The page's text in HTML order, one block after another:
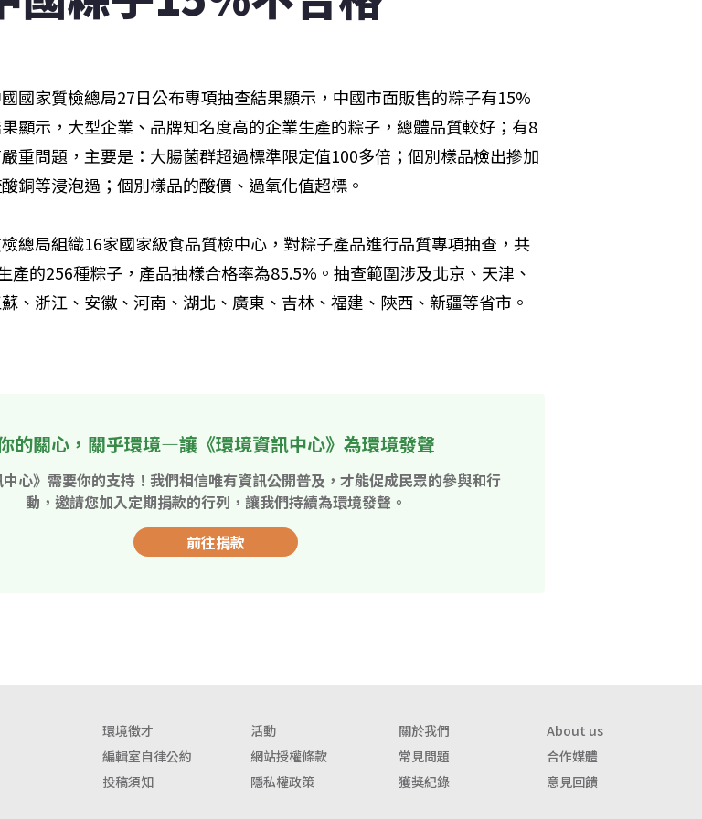
國家質檢總局27日公布專項抽查結果顯示，中國市面販售的粽子有15%
顯示，大型企業、品牌知名度高的企業生產的粽子，總體品質較好；有8
重問題，主要是：大腸菌群超過標準限定值100多倍；個別樣品檢出摻加
銅等浸泡過；個別樣品的酸價、過氧化值超標。
總局組織16家國家級食品質檢中心，對粽子產品進行品質專項抽查，共
產的256種粽子，產品抽樣合格率為85.5%。抽查範圍涉及北京、天津、
、浙江、安徽、河南、湖北、廣東、吉林、福建、陝西、新疆等省市。
的關心，關乎環境—讓《環境資訊中心》為環境發聲
中心》需要你的支持！我們相信唯有資訊公開普及，才能促成民眾的參與和行
動，邀請您加入定期捐款的行列，讓我們持續為環境發聲。
前往捐款
環境徵才 活動 關於我們
About us
編輯室自律公約
網站授權條款 常見問題
合作媒體
投稿須知
隱私權政策 獲獎紀錄 意見回饋